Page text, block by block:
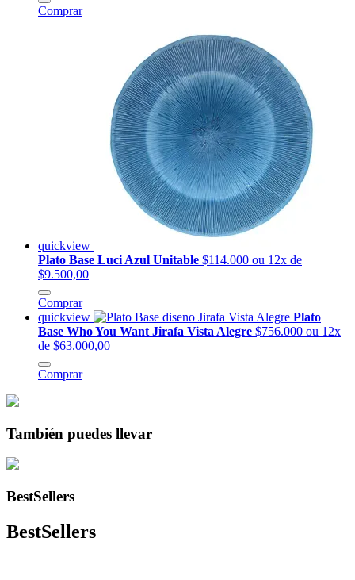
Comprar
quickview
Plato Base Luci Azul Unitable $114.000 ou 12x de
$9.500,00
Comprar
quickview
Plato
Base Who You Want Jirafa Vista Alegre $756.000 ou 12x
de $63.000,00
Comprar
También puedes llevar
BestSellers
BestSellers